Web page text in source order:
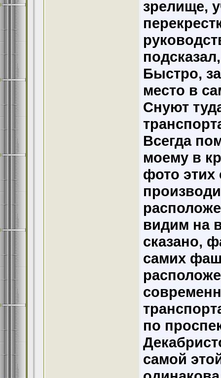
зрелище,
Быстро,
место в
Снуют
Всегда
моему в
фото
видим на
сказано,
самих
по
самой